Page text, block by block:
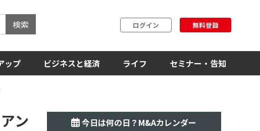
検索 ログイン 無料登録
ップ ビジネスと経済 ライフ セミナー・告知
ン
今日は何の日？M&Aカレンダー